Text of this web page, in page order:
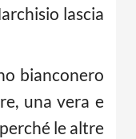
lascia
bianconero
una vera e
le altre